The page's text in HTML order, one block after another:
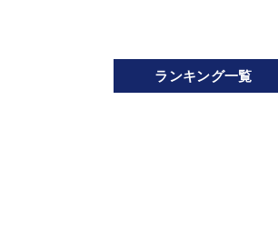
ランキング一覧